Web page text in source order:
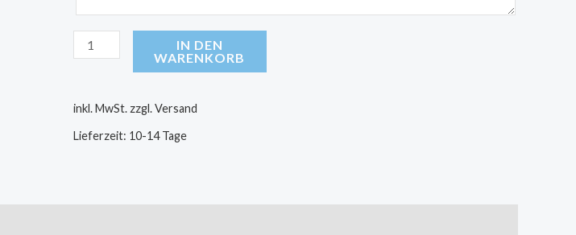
IN DEN
WARENKORB
inkl. MwSt. zzgl. Versand
Lieferzeit: 10-14 Tage